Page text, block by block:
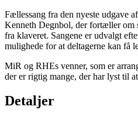
Fællessang fra den nyeste udgave
Kenneth Degnbol, der fortæller om
fra klaveret. Sangene er udvalgt
mulighede for at deltagerne kan få
MiR og RHEs venner, som er
der er rigtig mange, der har lyst til
Detaljer